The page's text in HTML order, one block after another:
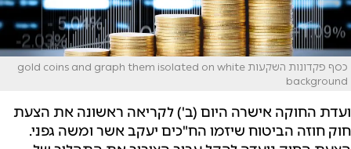
כסף פקדונות השקעות gold coins and graph them isolated on white
background
ועדת החוקה אישרה היום (ב') לקריאה ראשונה את הצעת
חוק חוזה הביטוח שיזמו הח"כים יעקב אשר ומשה גפני.